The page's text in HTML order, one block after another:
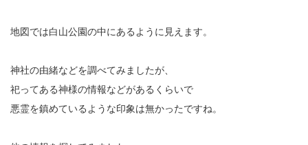
地図では白山公園の中にあるように見えます。
神社の由緒などを調べてみましたが、
祀ってある神様の情報などがあるくらいで
悪霊を鎮めているような印象は無かったですね。